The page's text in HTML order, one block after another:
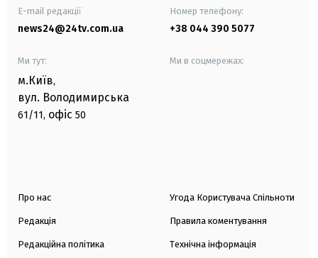
E-mail редакції
news24@24tv.com.ua
Номер телефону:
+38 044 390 5077
Ми тут:
м.Київ,
вул. Володимирська
61/11, офіс 50
Ми в соцмережах:
Про нас
Редакція
Редакційна політика
Угода Користувача Спільноти
Правила коментування
Технічна інформація